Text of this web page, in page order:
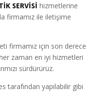
SERVİSİ hizmetlerine
firmamız ile iletişime
firmamız için son derece
zaman en iyi hizmetleri
sürdürürüz.
tarafından yapılabilir gibi